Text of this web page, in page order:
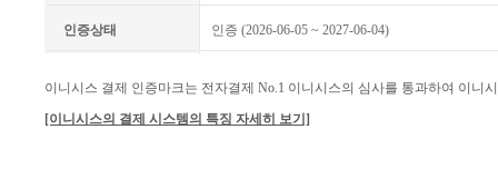
인증상태 인증 (2026-06-05 ~ 2027-06-04)
이니시스 결제 인증마크는 전자결제 No.1 이니시스의 심사를 통과하여 이니
[이니시스의 결제 시스템의 특징 자세히 보기]